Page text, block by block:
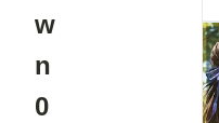
w
n
0